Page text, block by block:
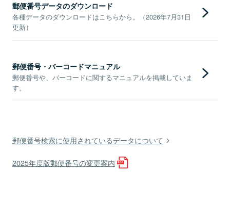
郵便番号データのダウンロード
各種データのダウンロードはこちらから。（2026年7月31日
更新）
郵便番号・バーコードマニュアル
郵便番号や、バーコードに関するマニュアルを掲載していま
す。
郵便番号検索に使用されているデータについて
2025年度版郵便番号の変更案内